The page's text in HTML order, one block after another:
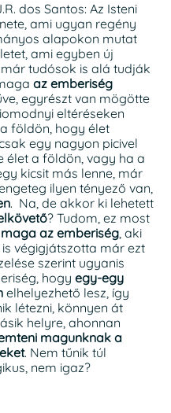
dos Santos: Az Isteni
ami ugyan regény
alapokon mutat
ami egyben új
tudósok is alá tudják
az emberiség
egyrészt van mögötte
eltéréseken
földön, hogy élet
egy nagyon picivel
élet a földön, vagy ha a
kicsit más lenne, már
ilyen tényező van,
. Na, de akkor ki lehetett
? Tudom, ez most
maga az emberiség, aki
végigjátszotta már ezt
szerint ugyanis
hogy egy-egy
elhelyezhető lesz, így
létezni, könnyen át
helyre, ahonnan
magunknak a
. Nem tűnik túl
nem igaz?